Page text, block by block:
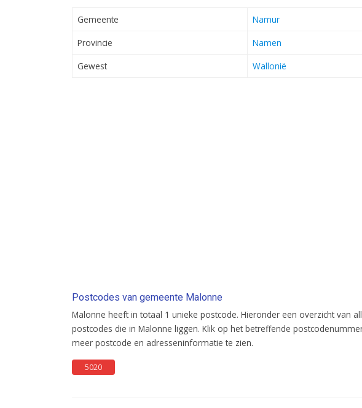
Gemeente
Namur
Provincie
Namen
Gewest
Wallonië
Postcodes van gemeente Malonne
Malonne heeft in totaal 1 unieke postcode. Hieronder een overzicht van
postcodes die in Malonne liggen. Klik op het betreffende
meer postcode en adresseninformatie te zien.
5020